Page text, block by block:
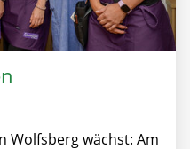
Wolfsberg wächst: Am